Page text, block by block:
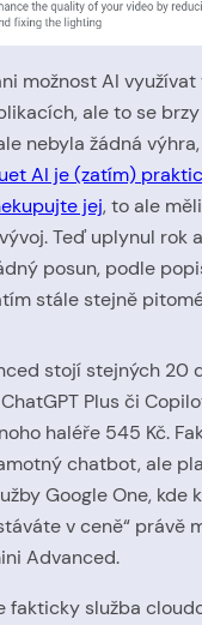
možnost AI využívat
ale to se
nebyla žádná
AI je (zatím)
jej, to ale
Teď uplynul rok
posun, podle
stále stejně
stojí stejných 20
Plus či
haléře 545 Kč.
chatbot, ale
Google One, kde
v ceně“ právě
Advanced.
fakticky služba